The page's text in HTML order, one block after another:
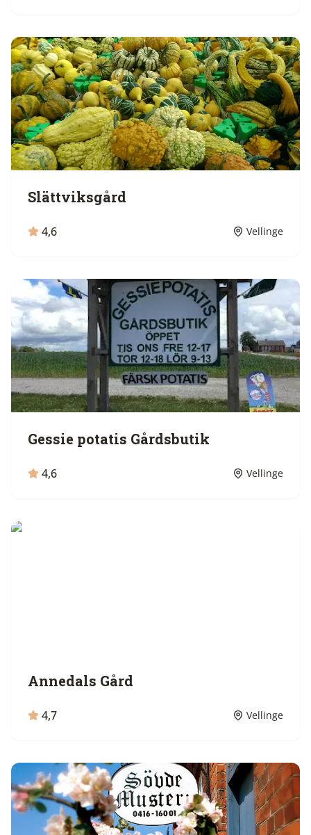
Slättviksgård
4,6 Vellinge
Gessie potatis Gårdsbutik
4,6 Vellinge
Annedals Gård
4,7 Vellinge